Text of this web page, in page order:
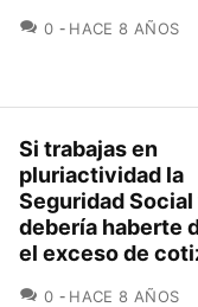
0 COMENTARIOS
HACE 8 AÑOS
Si trabajas en
pluriactividad la
Seguridad Social
debería haberte
el exceso de
0 COMENTARIOS
HACE 8 AÑOS